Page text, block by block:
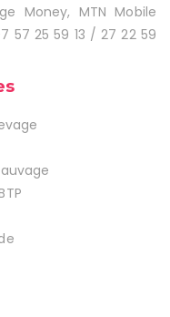
Money, MTN Mobile
57 25 59 13 / 27 22 59